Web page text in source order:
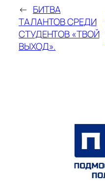
← БИТВА
ТАЛАНТОВ СРЕДИ
СТУДЕНТОВ «ТВОЙ
ВЫХОД».